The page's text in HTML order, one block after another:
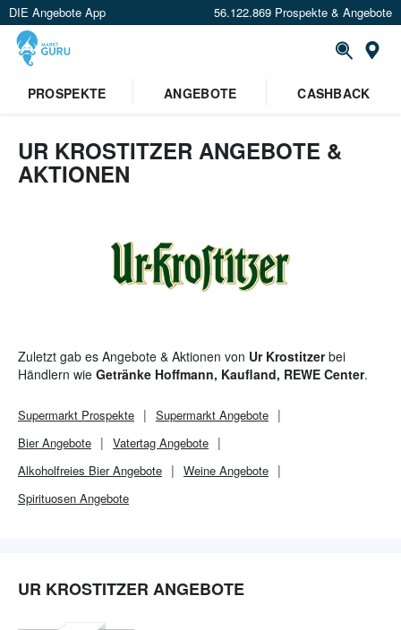
DIE Angebote App 56.122.869 Prospekte & Angebote
PROSPEKTE ANGEBOTE CASHBACK
UR KROSTITZER ANGEBOTE &
AKTIONEN
Zuletzt gab es Angebote & Aktionen von Ur Krostitzerbei
Händlern wie Getränke Hoffmann, Kaufland, REWE Center.
Supermarkt Prospekte Supermarkt Angebote
Bier Angebote
Vatertag Angebote
Alkoholfreies Bier Angebote
Weine Angebote
Spirituosen Angebote
UR KROSTITZER ANGEBOTE